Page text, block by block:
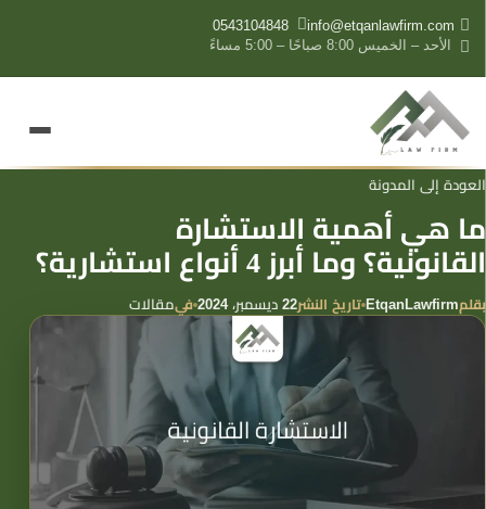
info@etqanlawfirm.com
0543104848
الأحد – الخميس 8:00 صباحًا – 5:00 مساءً
العودة إلى المدونة
ما هي أهمية الاستشارة
القانونية؟ وما أبرز 4 أنواع استشارية؟
بقلمEtqanLawfirm تاريخ النشر22 ديسمبر، 2024 فيمقالات